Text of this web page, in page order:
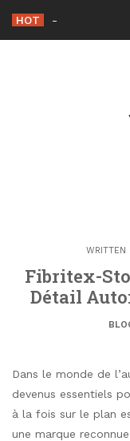
content
HOT
WRITTEN
Fibritex-
Détail
Dans le monde de
devenus essentiels
à la fois sur le plan
une marque